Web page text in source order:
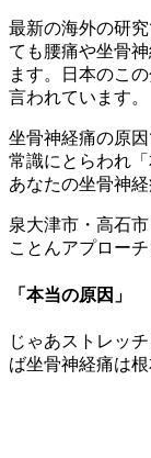
最新の海外の研
ても腰痛や坐骨
ます。日本のこ
言われています。
坐骨神経痛の原
常識にとらわれ
あなたの坐骨神
泉大津市・高石
ことんアプローチ
「本当の原因」
じゃあストレッ
ば坐骨神経痛は